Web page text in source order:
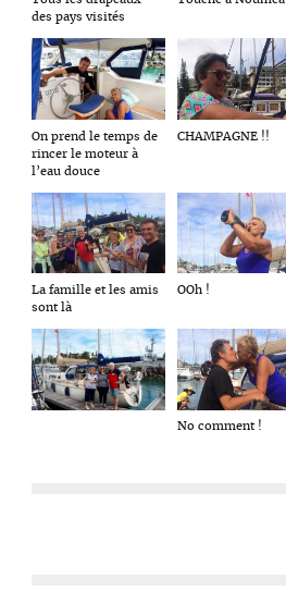
des pays visités
On prend le temps de
rincer le moteur à
l’eau douce
CHAMPAGNE !!
La famille et les amis
sont là
OOh !
No comment !